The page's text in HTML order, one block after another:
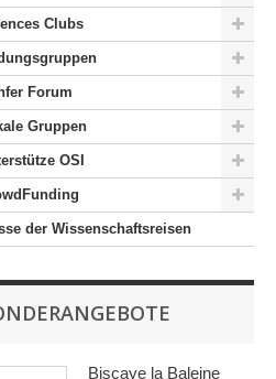
Clubs
Forum
Gruppen
OSI
der Wissenschaftsreisen
Biscaye la Baleine